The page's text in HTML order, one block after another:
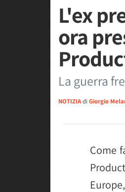
L'ex
ora
La guerra
NOTIZIAdi Giorgio
Come